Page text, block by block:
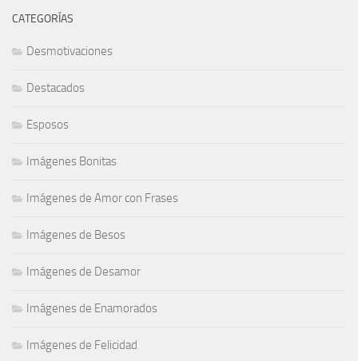
CATEGORÍAS
Desmotivaciones
Destacados
Esposos
Imágenes Bonitas
Imágenes de Amor con Frases
Imágenes de Besos
Imágenes de Desamor
Imágenes de Enamorados
Imágenes de Felicidad